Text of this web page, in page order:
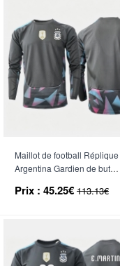
Maillot de football Réplique
Argentina Gardien de but
Longue
Prix : 45.25€ 113.13€